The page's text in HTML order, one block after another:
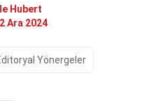
Hubert
Ara 2024
Yönergeler